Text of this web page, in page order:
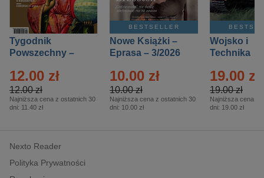
Tygodnik
Powszechny –
12.00 zł
12.00 zł
Najniższa cena z ostatnich 30
dni: 11.40 zł
BESTSELLER
Nowe Książki –
Eprasa – 3/2026
10.00 zł
10.00 zł
Najniższa cena z ostatnich 30
dni: 10.00 zł
Wojsko i
Technika
– 2/2026
19.00 zł
19.00 zł
Najniższa cena z
dni: 19.00 zł
Nexto Reader
Polityka Prywatności